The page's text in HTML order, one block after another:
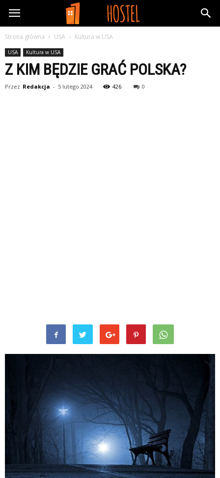
FreeHostel.pl
Strona główna USA Kultura w USA
USA Kultura w USA
Z KIM BĘDZIE GRAĆ POLSKA?
Przez Redakcja - 5 lutego 2024 426 0